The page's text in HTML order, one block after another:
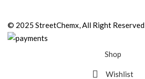
© 2025 StreetChemx, All Right Reserved
Shop
Wishlist